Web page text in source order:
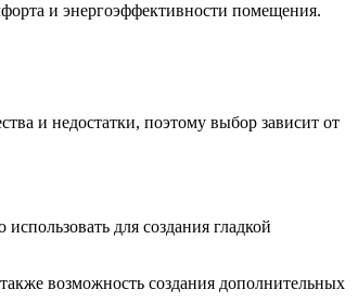
и энергоэффективности помещения.
и недостатки, поэтому выбор зависит от
для создания гладкой
возможность создания дополнительных